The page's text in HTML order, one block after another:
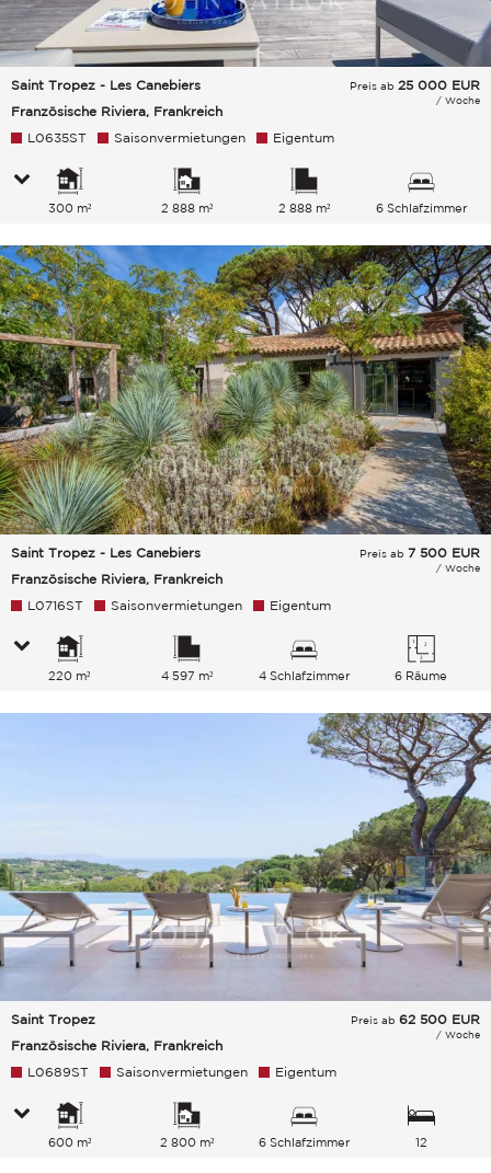
Saint Tropez - Les Canebiers
Französische Riviera, Frankreich
Preis ab 25 000 EUR
/ Woche
L0635ST Saisonvermietungen Eigentum
300 m² 2 888 m² 2 888 m² 6 Schlafzimmer
Saint Tropez - Les Canebiers
Französische Riviera, Frankreich
Preis ab 7 500 EUR
/ Woche
L0716ST Saisonvermietungen Eigentum
220 m² 4 597 m² 4 Schlafzimmer 6 Räume
Saint Tropez
Französische Riviera, Frankreich
Preis ab 62 500 EUR
/ Woche
L0689ST Saisonvermietungen Eigentum
600 m² 2 800 m² 6 Schlafzimmer
12